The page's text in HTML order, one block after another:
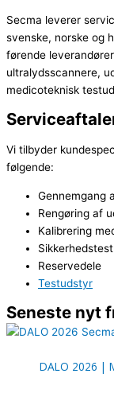
Secma leverer
svenske, norske og
førende
ultralydsscannere,
medicoteknisk
Vi tilbyder
følgende:
Gennemgang
Rengøring af
Kalibrering
Sikkerhedstest
Reservedele
Testudstyr
Seneste nyt
DALO 2026 |